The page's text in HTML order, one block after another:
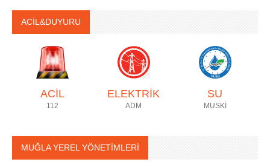
ACİL&DUYURU
ACİL
112
ELEKTRİK
ADM
SU
MUSKİ
MUĞLA YEREL YÖNETİMLERİ